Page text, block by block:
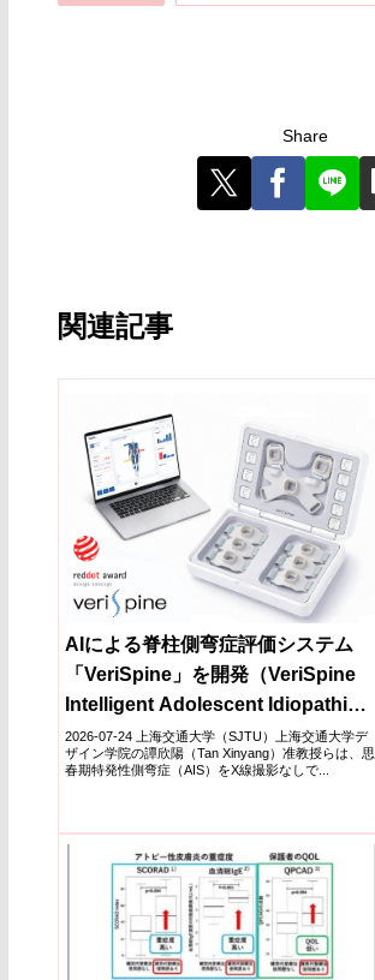
Share
関連記事
AIによる脊柱側弯症評価システム
「VeriSpine」を開発（VeriSpine
Intelligent Adolescent Idiopathic
Scoliosis Assessment System）
2026-07-24 上海交通大学（SJTU）上海交通大学デ
ザイン学院の譚欣陽（Tan Xinyang）准教授らは、思
春期特発性側弯症（AIS）をX線撮影なしで...